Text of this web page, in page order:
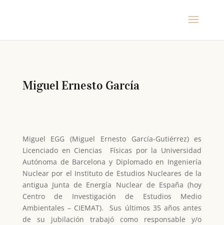
Miguel Ernesto García
Miguel EGG (Miguel Ernesto García-Gutiérrez) es
Licenciado en Ciencias Físicas por la Universidad
Autónoma de Barcelona y Diplomado en Ingeniería
Nuclear por el Instituto de Estudios Nucleares de la
antigua Junta de Energía Nuclear de España (hoy
Centro de Investigación de Estudios Medio
Ambientales – CIEMAT). Sus últimos 35 años antes
de su jubilación trabajó como responsable y/o